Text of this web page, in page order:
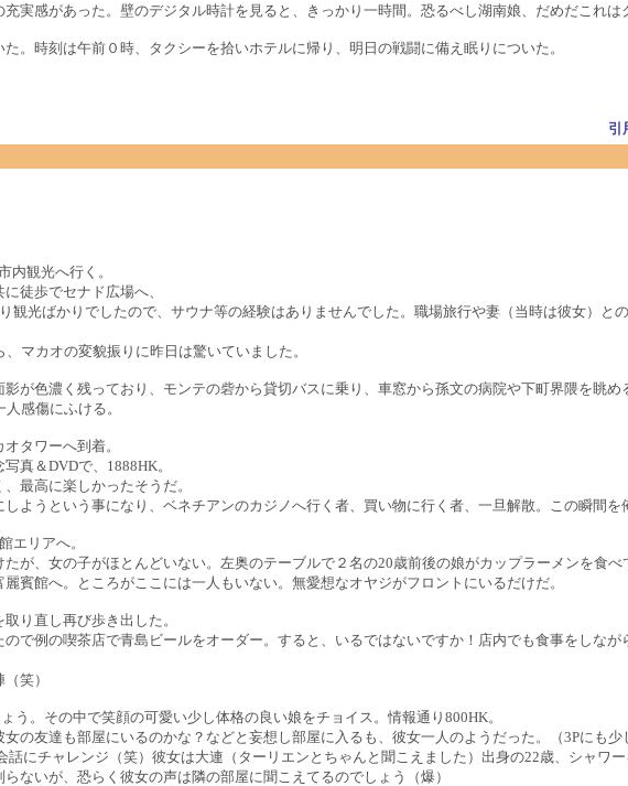
実感があった。壁のデジタル時計を見ると、きっかり一時間。恐るべし湖南娘、だめだこれは
。時刻は午前０時、タクシーを拾いホテルに帰り、明日の戦闘に備え眠りについた。
引
内観光へ行く。
徒歩でセナド広場へ、
観光ばかりでしたので、サウナ等の経験はありませんでした。職場旅行や妻（当時は彼女）と
マカオの変貌振りに昨日は驚いていました。
が色濃く残っており、モンテの砦から貸切バスに乗り、車窓から孫文の病院や下町界隈を眺め
感傷にふける。
タワーへ到着。
真＆DVDで、1888HK。
最高に楽しかったそうだ。
ようという事になり、ベネチアンのカジノへ行く者、買い物に行く者、一旦解散。この瞬間を
エリアへ。
が、女の子がほとんどいない。左奥のテーブルで２名の20歳前後の娘がカップラーメンを食べ
賓館へ。ところがここには一人もいない。無愛想なオヤジがフロントにいるだけだ。
り直し再び歩き出した。
で例の喫茶店で青島ビールをオーダー。すると、いるではないですか！店内でも食事をしな
笑）
う。その中で笑顔の可愛い少し体格の良い娘をチョイス。情報通り800HK。
の友達も部屋にいるのかな？などと妄想し部屋に入るも、彼女一人のようだった。（3Pにも少
にチャレンジ（笑）彼女は大連（ターリエンとちゃんと聞こえました）出身の22歳、シャワ
ないが、恐らく彼女の声は隣の部屋に聞こえてるのでしょう（爆）